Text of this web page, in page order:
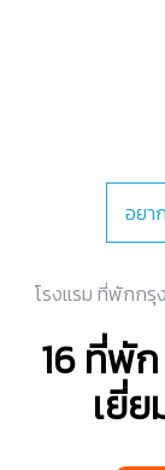
โรงแรม ที่พักกรุ
16 ที่พัก
เยี่